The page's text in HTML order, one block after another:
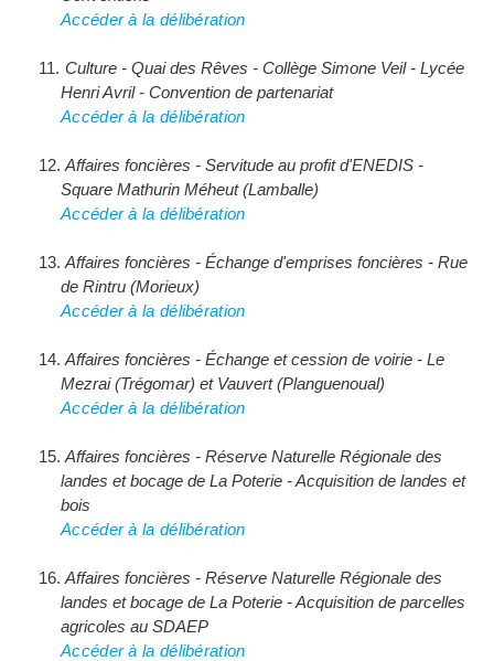
Accéder à la délibération
Culture - Quai des Rêves - Collège Simone Veil - Lycée
Henri Avril - Convention de partenariat
Accéder à la délibération
Affaires foncières - Servitude au profit d'ENEDIS -
Square Mathurin Méheut (Lamballe)
Accéder à la délibération
Affaires foncières - Échange d'emprises foncières - Rue
de Rintru (Morieux)
Accéder à la délibération
Affaires foncières - Échange et cession de voirie - Le
Mezrai (Trégomar) et Vauvert (Planguenoual)
Accéder à la délibération
Affaires foncières - Réserve Naturelle Régionale des
landes et bocage de La Poterie - Acquisition de landes et
bois
Accéder à la délibération
Affaires foncières - Réserve Naturelle Régionale des
landes et bocage de La Poterie - Acquisition de parcelles
agricoles au SDAEP
Accéder à la délibération